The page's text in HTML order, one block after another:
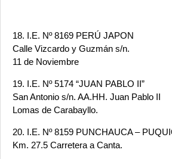
18. I.E. Nº 8169 PERÚ JAPON
Calle Vizcardo y Guzmán s/n.
11 de Noviembre
19. I.E. Nº 5174 “JUAN PABLO II”
San Antonio s/n. AA.HH. Juan Pablo II
Lomas de Carabayllo.
20. I.E. Nº 8159 PUNCHAUCA –
Km. 27.5 Carretera a Canta.